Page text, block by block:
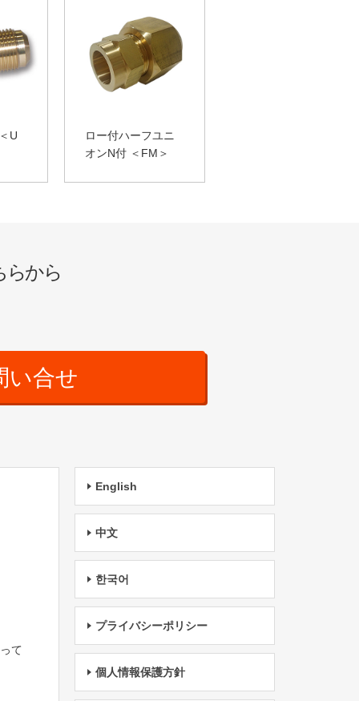
U
ロー付ハーフユニ
オンN付 ＜FM＞
らから
い合せ
て
English
中文
한국어
プライバシーポリシー
個人情報保護方針